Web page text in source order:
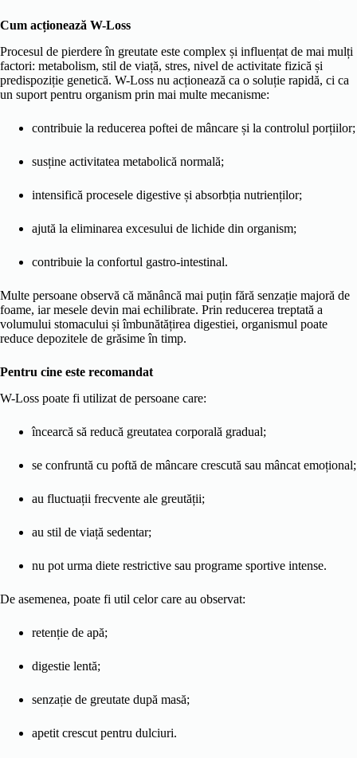
Cum acționează W-Loss
Procesul de pierdere în greutate este complex și influențat de mai mulți
factori: metabolism, stil de viață, stres, nivel de activitate fizică și
predispoziție genetică. W-Loss nu acționează ca o soluție rapidă, ci ca
un suport pentru organism prin mai multe mecanisme:
contribuie la reducerea poftei de mâncare și la controlul porțiilor;
susține activitatea metabolică normală;
intensifică procesele digestive și absorbția nutrienților;
ajută la eliminarea excesului de lichide din organism;
contribuie la confortul gastro-intestinal.
Multe persoane observă că mănâncă mai puțin fără senzație majoră de
foame, iar mesele devin mai echilibrate. Prin reducerea treptată a
volumului stomacului și îmbunătățirea digestiei, organismul poate
reduce depozitele de grăsime în timp.
Pentru cine este recomandat
W-Loss poate fi utilizat de persoane care:
încearcă să reducă greutatea corporală gradual;
se confruntă cu poftă de mâncare crescută sau mâncat emoțional;
au fluctuații frecvente ale greutății;
au stil de viață sedentar;
nu pot urma diete restrictive sau programe sportive intense.
De asemenea, poate fi util celor care au observat:
retenție de apă;
digestie lentă;
senzație de greutate după masă;
apetit crescut pentru dulciuri.